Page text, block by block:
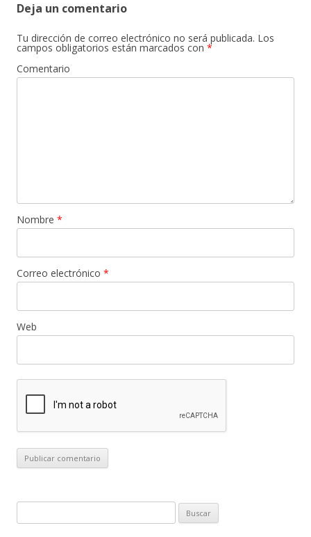
Deja un comentario
Tu dirección de correo electrónico no será publicada. Los
campos obligatorios están marcados con *
Comentario
Nombre *
Correo electrónico *
Web
u